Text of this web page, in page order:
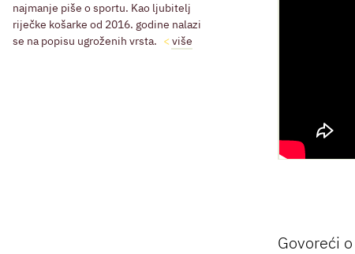
najmanje piše o sportu. Kao ljubitelj
riječke košarke od 2016. godine nalazi
se na popisu ugroženih vrsta.
više
Govoreći